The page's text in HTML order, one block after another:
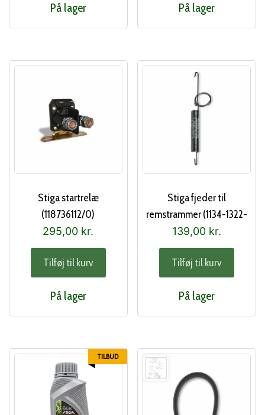
120,00 kr..
På lager På lager
Stiga startrelæ
(118736112/0)
295,00 kr.
Tilføj til kurv
På lager
Stiga fjeder til
remstrammer (1134-1322-
01)
139,00 kr.
Tilføj til kurv
På lager
TILBUD